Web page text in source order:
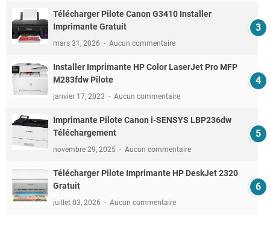
Télécharger Pilote Canon G3410 Installer
Imprimante Gratuit
mars 31, 2026 Aucun commentaire
Installer Imprimante HP Color LaserJet Pro MFP
M283fdw Pilote
janvier 17, 2023 Aucun commentaire
Imprimante Pilote Canon i-SENSYS LBP236dw
Téléchargement
novembre 29, 2025 Aucun commentaire
Télécharger Pilote Imprimante HP DeskJet 2320
Gratuit
juillet 03, 2026 Aucun commentaire